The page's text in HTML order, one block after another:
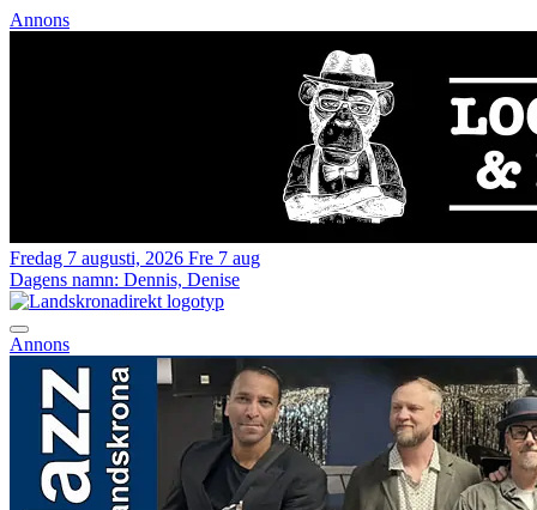
Annons
Fredag 7 augusti, 2026 Fre 7 aug
Dagens namn: Dennis, Denise
Annons